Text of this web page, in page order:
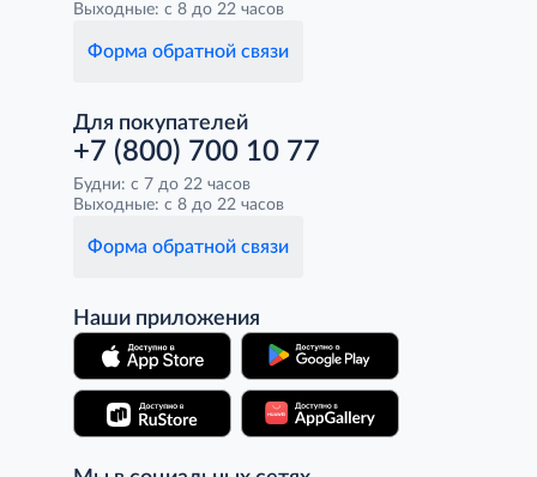
Выходные: с 8 до 22 часов
Форма обратной связи
Для покупателей
+7 (800) 700 10 77
Будни: с 7 до 22 часов
Выходные: с 8 до 22 часов
Форма обратной связи
Наши приложения